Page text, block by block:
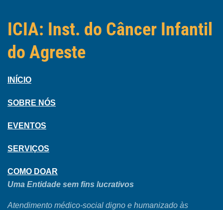
ICIA: Inst. do Câncer Infantil
do Agreste
INÍCIO
SOBRE NÓS
EVENTOS
SERVIÇOS
COMO DOAR
Uma Entidade sem fins lucrativos
Atendimento médico-social digno e humanizado às